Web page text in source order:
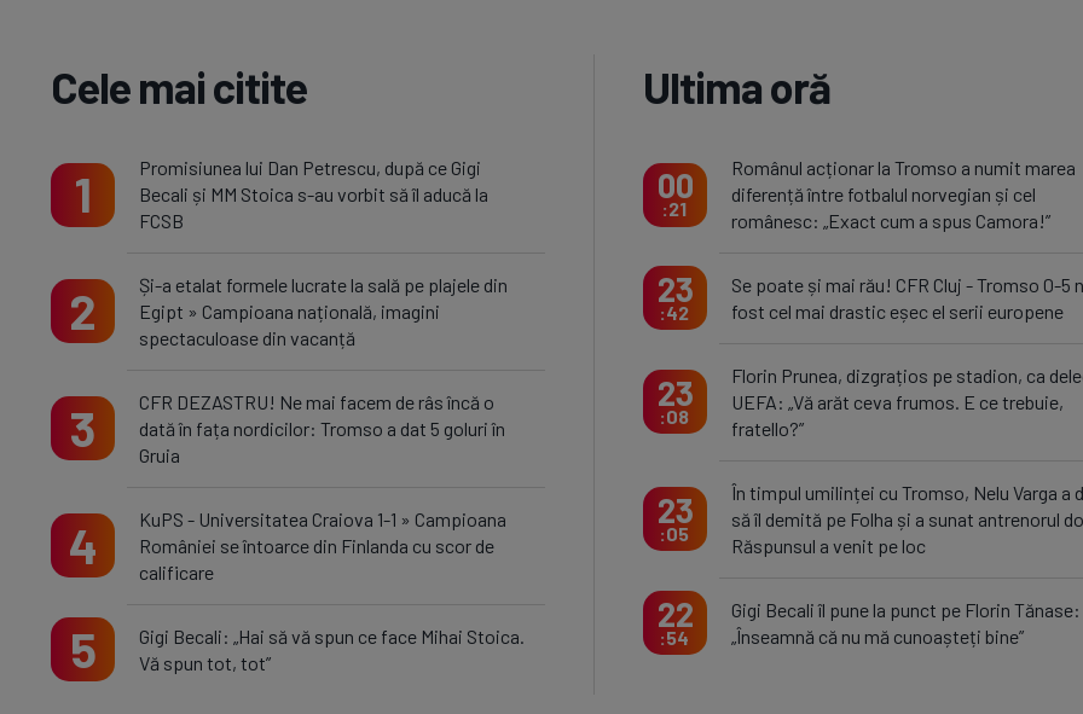
Cele mai citite
1
Promisiunea lui Dan Petrescu, după ce Gigi
Becali și MM Stoica s-au vorbit să îl aducă la
FCSB
2
Și-a etalat formele lucrate la sală pe plajele din
Egipt » Campioana națională, imagini
spectaculoase din vacanță
3
CFR DEZASTRU! Ne mai facem de râs încă o
dată în fața nordicilor: Tromso a dat 5 goluri în
Gruia
4
KuPS - Universitatea Craiova 1-1 » Campioana
României se întoarce din Finlanda cu scor de
calificare
5
Gigi Becali: „Hai să vă spun ce face Mihai Stoica.
Vă spun tot, tot”
Ultima oră
00
21
Românul acționar la Tromso a numit marea
diferență între fotbalul norvegian și cel
românesc: „Exact cum a spus Camora!”
23
42
Se poate și mai rău! CFR Cluj - Tromso 0-5
fost cel mai drastic eșec el serii europene
23
08
Florin Prunea, dizgrațios pe stadion, ca
UEFA: „Vă arăt ceva frumos. E ce trebuie,
fratello?”
23
05
În timpul umilinței cu Tromso, Nelu Varga a
să îl demită pe Folha și a sunat antrenorul
Răspunsul a venit pe loc
22
54
Gigi Becali îl pune la punct pe Florin Tănase:
„Înseamnă că nu mă cunoașteți bine”